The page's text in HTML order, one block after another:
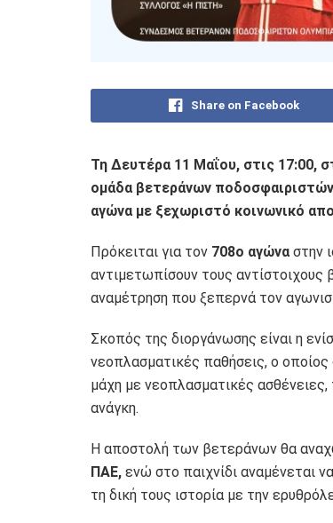
Share on Facebook
Τη Δευτέρα 11 Μαΐου, στις 17:00,
ομάδα βετεράνων
αγώνα με ξεχωριστό κοινωνικό
Πρόκειται για τον 708ο αγώνα στην
αντιμετωπίσουν τους
αναμέτρηση που ξεπερνά τον
Σκοπός της διοργάνωσης είναι η
νεοπλασματικές παθήσεις, ο οποίος
μάχη με νεοπλασματικές
ανάγκη.
Η αποστολή των βετεράνων θα
ΠΑΕ, ενώ στο παιχνίδι αναμένεται
τη δική τους ιστορία με την